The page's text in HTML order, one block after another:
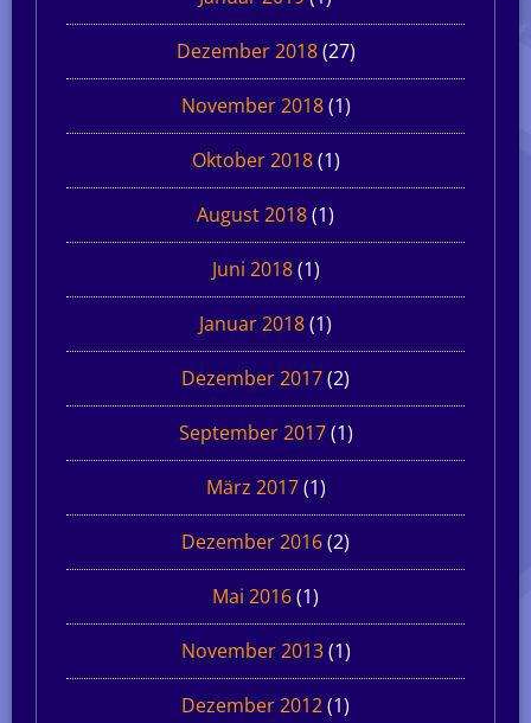
Dezember 2018(27)
November 2018(1)
Oktober 2018(1)
August 2018(1)
Juni 2018(1)
Januar 2018(1)
Dezember 2017(2)
September 2017(1)
März 2017(1)
Dezember 2016(2)
Mai 2016(1)
November 2013(1)
Dezember 2012(1)